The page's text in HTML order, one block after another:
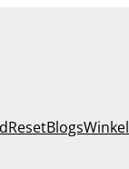
BlogsWinkel